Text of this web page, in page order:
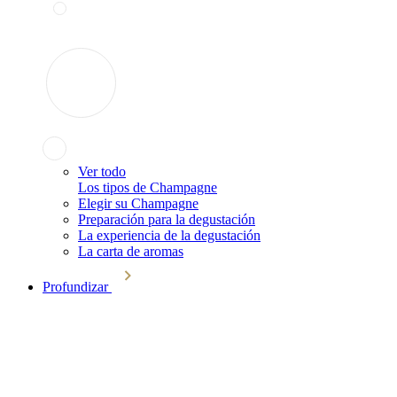
Ver todo
Los tipos de Champagne
Elegir su Champagne
Preparación para la degustación
La experiencia de la degustación
La carta de aromas
Profundizar